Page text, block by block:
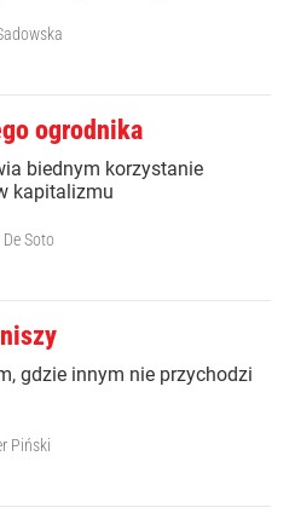
ogrodnika
biednym korzystanie
kapitalizmu
Soto
gdzie innym nie przychodzi
Piński